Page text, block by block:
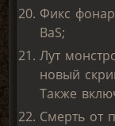
Фикс
BaS;
Лут
новый
Также
Смерть от